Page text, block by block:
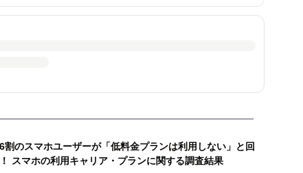
割のスマホユーザーが「低料金プランは利用しない」と回
スマホの利用キャリア・プランに関する調査結果